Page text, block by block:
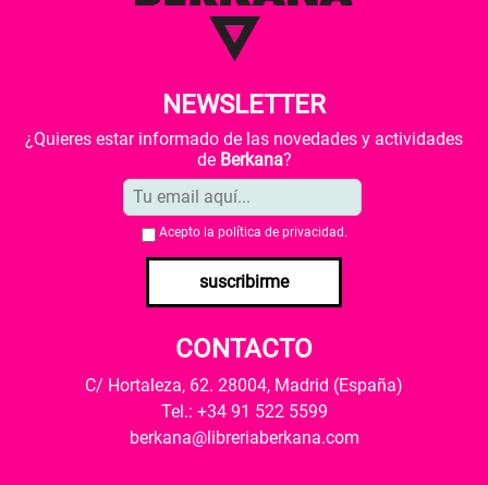
NEWSLETTER
¿Quieres estar informado de las novedades y actividades
de Berkana?
Acepto la política de privacidad .
suscribirme
CONTACTO
C/ Hortaleza, 62. 28004, Madrid (España)
Tel.: +34 91 522 5599
berkana@libreriaberkana.com